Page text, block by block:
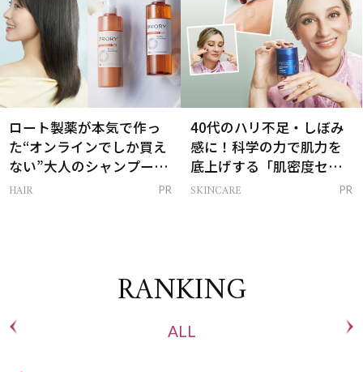
ロート製薬が本気で作っ
た“オンラインでしか買え
ない”大人のシャンプー＆
トリートメントって？
HAIR PR
40代のハリ不足・しぼみ
感に！科学の力で肌力を
底上げする「肌密度セラ
ム」
SKINCARE PR
RANKING
ALL